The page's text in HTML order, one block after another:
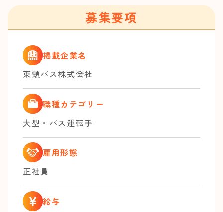
募集要項
掲載企業名
東頸バス株式会社
職種カテゴリー
大型・バス運転手
雇用形態
正社員
給与